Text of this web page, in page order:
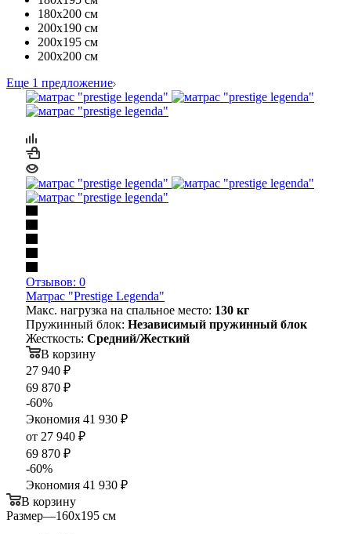
180х200 см
200х190 см
200х195 см
200х200 см
Еще 1 предложение
Отзывов: 0
Матрас "Prestige Legenda"
Макс. нагрузка на спальное место: 130 кг
Пружинный блок: Независимый пружинный блок
Жесткость: Средний/Жесткий
В корзину
27 940 ₽
69 870 ₽
-60%
Экономия 41 930 ₽
от 27 940 ₽
69 870 ₽
-60%
Экономия 41 930 ₽
В корзину
Размер—160х195 см